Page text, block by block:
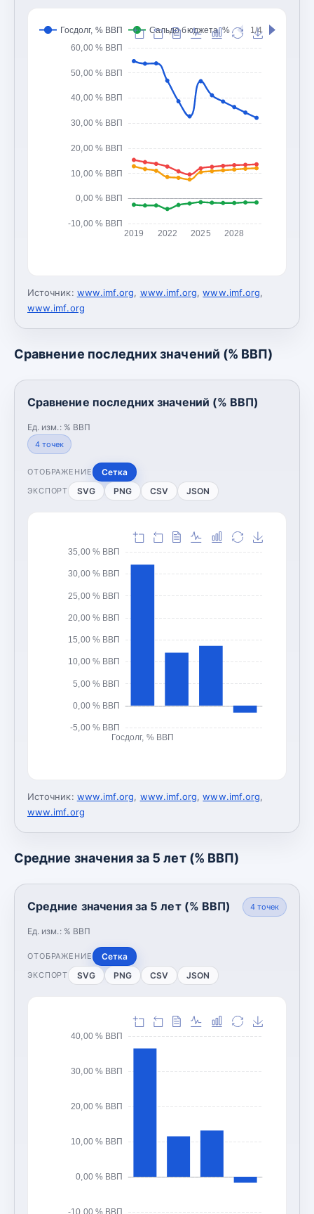
-10,00 % ВВП
0,00 % ВВП
10,00 % ВВП
20,00 % ВВП
30,00 % ВВП
40,00 % ВВП
50,00 % ВВП
60,00 % ВВП
2019 2022 2025 2028
Госдолг, % ВВП Сальдо бюджета, % ВВП 1/4
Источник: www.imf.org, www.imf.org,www.imf.org,
www.imf.org
Сравнение последних значений (% ВВП)
Сравнение последних значений (% ВВП)
Ед. изм.: % ВВП
4 точек
ОТОБРАЖЕНИЕ Сетка
ЭКСПОРТ SVG PNG CSV JSON
-5,00 % ВВП
0,00 % ВВП
5,00 % ВВП
10,00 % ВВП
15,00 % ВВП
20,00 % ВВП
25,00 % ВВП
30,00 % ВВП
35,00 % ВВП
Госдолг, % ВВП
Источник: www.imf.org, www.imf.org,www.imf.org,
www.imf.org
Средние значения за 5 лет (% ВВП)
Средние значения за 5 лет (% ВВП)
Ед. изм.: % ВВП
4точек
ОТОБРАЖЕНИЕ Сетка
ЭКСПОРТ SVG PNG CSV JSON
-10,00 % ВВП
0,00 % ВВП
10,00 % ВВП
20,00 % ВВП
30,00 % ВВП
40,00 % ВВП